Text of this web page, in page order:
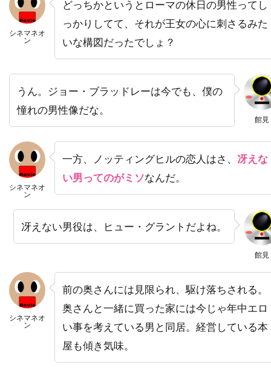
ドミニク・ボヴ
ドミニク・マーカス
ドミニク・ロワゾー
ドラゴン・フィルム
ドリュー・バリモア
ドリーマ・ウォーカー
ドリームワークス
ドレア・ド・マッテオ
ドロシー・オーフィエロ
ドワイヤー・ブラウン
ドン・G・キャンベル
ドン・カルファ
ドン・シンプソン
ドン・ジマーマン
ドン・チードル
ナイジェル・ストック
ナサニエル・メカリー
ナタウット・キッティクン
ナタリー・キャナーデイ
ナターシャ・ワートン
シネマネオ
ン
どっちかというとローマの休日の男性ってし
っかりしてて、それが王女の心に刺さるみた
いな構図だったでしょ？
館見
うん。ジョー・ブラッドレーは今でも、僕の
憧れの男性像だな。
シネマネオ
ン
一方、ノッティングヒルの恋人はさ、 冴えな
い男ってのがミソなんだ。
館見
冴えない男役は、ヒュー・グラントだよね。
シネマネオ
ン
前の奥さんには見限られ、駆け落ちされる。
奥さんと一緒に買った家には今じゃ年中エロ
い事を考えている男と同居。経営している本
屋も傾き気味。